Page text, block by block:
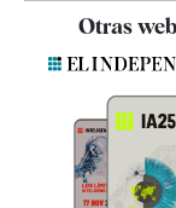
Contacto
Quiénes somos
Especificaciones
Otras